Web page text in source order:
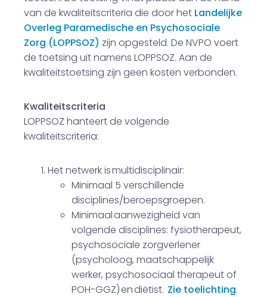
van de kwaliteitscriteria die door het Landelijke
Overleg Paramedische en Psychosociale
Zorg (LOPPSOZ) zijn opgesteld. De NVPO voert
de toetsing uit namens LOPPSOZ. Aan de
kwaliteitstoetsing zijn geen kosten verbonden.
Kwaliteitscriteria
LOPPSOZ hanteert de volgende
kwaliteitscriteria:
Het netwerk is multidisciplinair:
Minimaal 5 verschillende
disciplines/beroepsgroepen.
Minimaal aanwezigheid van
volgende disciplines: fysiotherapeut,
psychosociale zorgverlener
(psycholoog, maatschappelijk
werker, psychosociaal therapeut of
POH-GGZ) en diëtist. Zie toelichting.